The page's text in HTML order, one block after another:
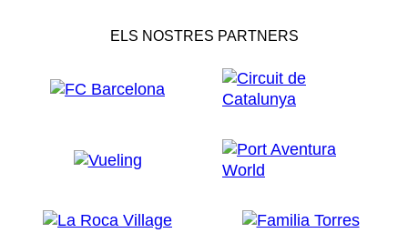
ELS NOSTRES PARTNERS